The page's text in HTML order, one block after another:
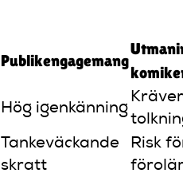
Publikengagemang
Hög igenkänning
Tankeväckande
skratt
Risk